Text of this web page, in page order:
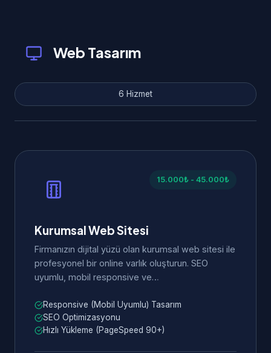
Web Tasarım
6 Hizmet
15.000₺ - 45.000₺
Kurumsal Web Sitesi
Firmanızın dijital yüzü olan kurumsal web sitesi ile
profesyonel bir online varlık oluşturun. SEO
uyumlu, mobil responsive ve…
Responsive (Mobil Uyumlu) Tasarım
SEO Optimizasyonu
Hızlı Yükleme (PageSpeed 90+)